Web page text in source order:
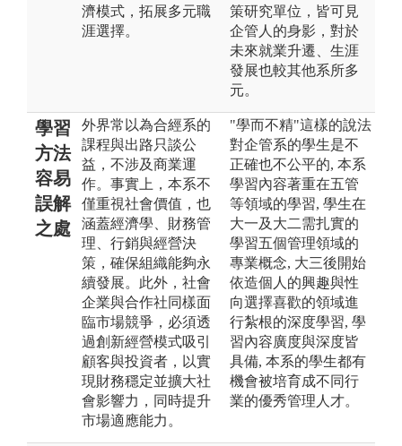
濟模式，拓展多元職
涯選擇。
策研究單位，皆可見
企管人的身影，對於
未來就業升遷、生涯
發展也較其他系所多
元。
學習
方法
容易
誤解
之處
外界常以為合經系的
課程與出路只談公
益，不涉及商業運
作。事實上，本系不
僅重視社會價值，也
涵蓋經濟學、財務管
理、行銷與經營決
策，確保組織能夠永
續發展。此外，社會
企業與合作社同樣面
臨市場競爭，必須透
過創新經營模式吸引
顧客與投資者，以實
現財務穩定並擴大社
會影響力，同時提升
市場適應能力。
"學而不精"這樣的說法
對企管系的學生是不
正確也不公平的, 本系
學習內容著重在五管
等領域的學習, 學生在
大一及大二需扎實的
學習五個管理領域的
專業概念, 大三後開始
依造個人的興趣與性
向選擇喜歡的領域進
行紮根的深度學習, 學
習內容廣度與深度皆
具備, 本系的學生都有
機會被培育成不同行
業的優秀管理人才。